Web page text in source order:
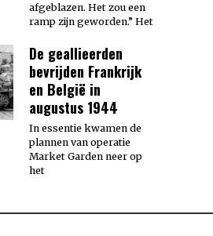
afgeblazen. Het zou een
ramp zijn geworden.” Het
De geallieerden
bevrijden Frankrijk
en België in
augustus 1944
In essentie kwamen de
plannen van operatie
Market Garden neer op
het